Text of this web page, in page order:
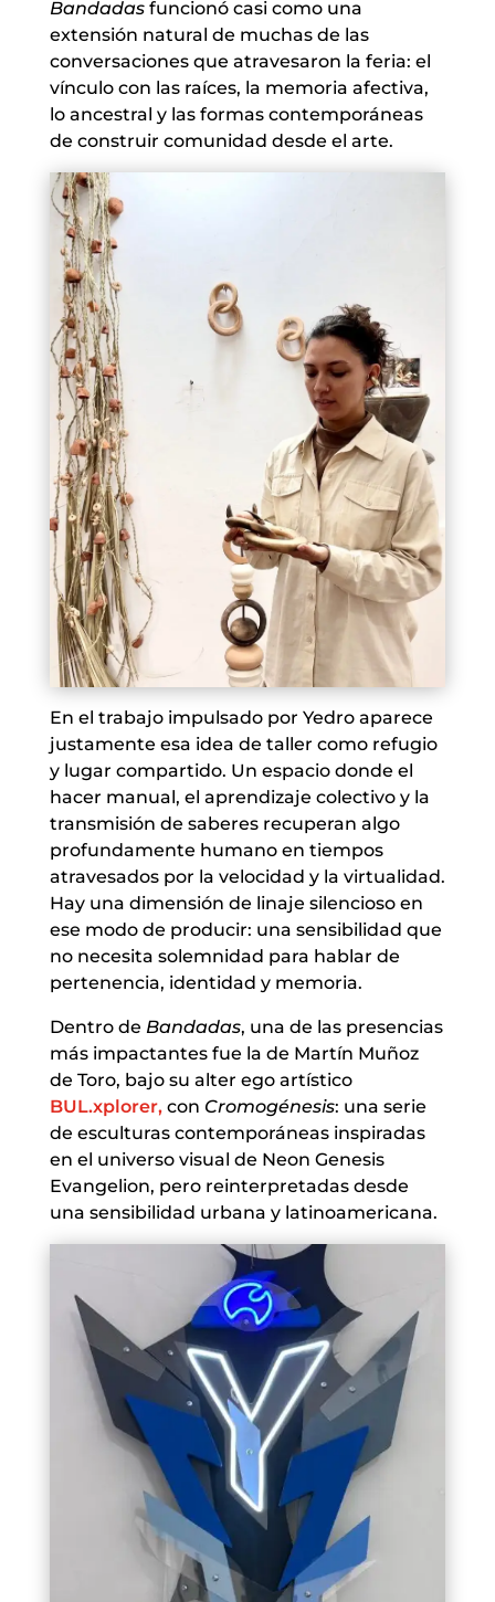
Bandadasfuncionó casi como una
extensión natural de muchas de las
conversaciones que atravesaron la feria: el
vínculo con las raíces, la memoria afectiva,
lo ancestral y las formas contemporáneas
de construir comunidad desde el arte.
En el trabajo impulsado por Yedro aparece
justamente esa idea de taller como refugio
y lugar compartido. Un espacio donde el
hacer manual, el aprendizaje colectivo y la
transmisión de saberes recuperan algo
profundamente humano en tiempos
atravesados por la velocidad y la virtualidad.
Hay una dimensión de linaje silencioso en
ese modo de producir: una sensibilidad que
no necesita solemnidad para hablar de
pertenencia, identidad y memoria.
Dentro de Bandadas, una de las presencias
más impactantes fue la de Martín Muñoz
de Toro, bajo su alter ego artístico
BUL.xplorer,con Cromogénesis: una serie
de esculturas contemporáneas inspiradas
en el universo visual de Neon Genesis
Evangelion, pero reinterpretadas desde
una sensibilidad urbana y latinoamericana.